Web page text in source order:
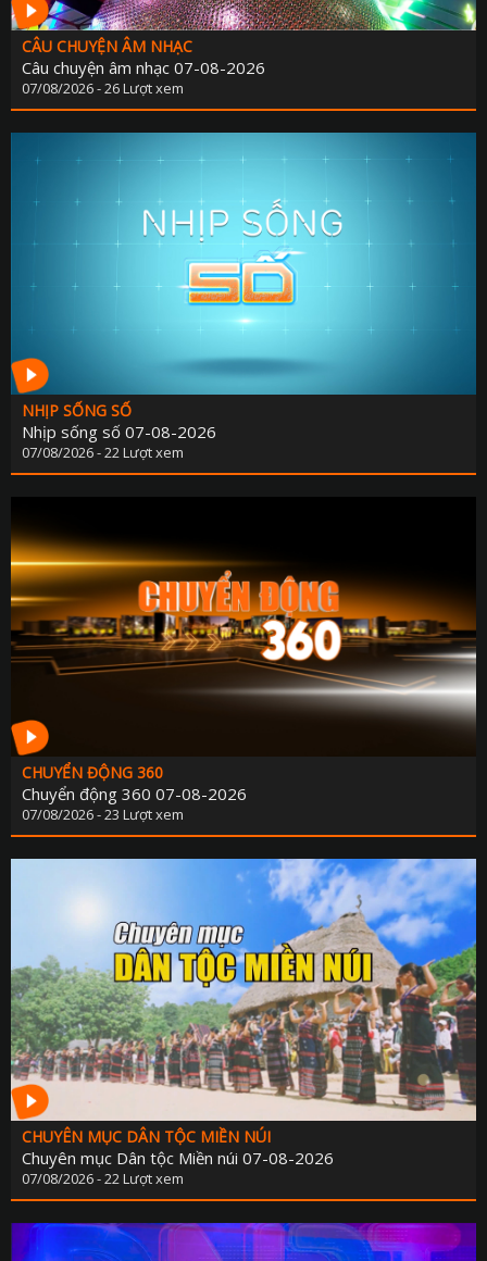
CÂU CHUYỆN ÂM NHẠC
Câu chuyện âm nhạc 07-08-2026
07/08/2026 - 26 Lượt xem
NHỊP SỐNG SỐ
Nhịp sống số 07-08-2026
07/08/2026 - 22 Lượt xem
CHUYỂN ĐỘNG 360
Chuyển động 360 07-08-2026
07/08/2026 - 23 Lượt xem
CHUYÊN MỤC DÂN TỘC MIỀN NÚI
Chuyên mục Dân tộc Miền núi 07-08-2026
07/08/2026 - 22 Lượt xem